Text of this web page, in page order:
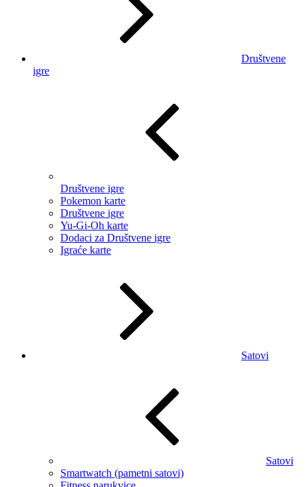
Društvene
igre
Društvene igre
Pokemon karte
Društvene igre
Yu-Gi-Oh karte
Dodaci za Društvene igre
Igraće karte
Satovi
Satovi
Smartwatch (pametni satovi)